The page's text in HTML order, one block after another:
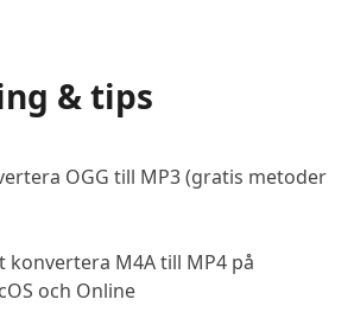
& tips
OGG till MP3 (gratis metoder
konvertera M4A till MP4 på
och Online